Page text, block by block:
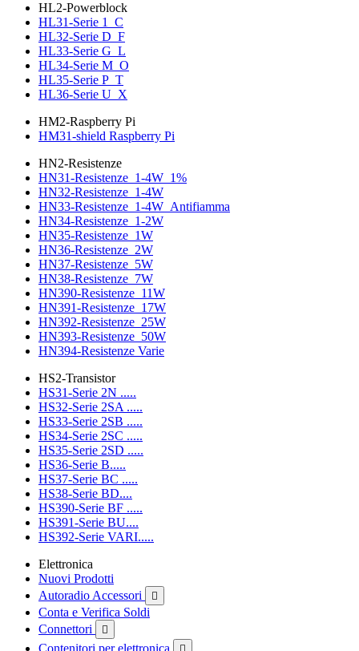
HL2-Powerblock
HL31-Serie 1_C
HL32-Serie D_F
HL33-Serie G_L
HL34-Serie M_O
HL35-Serie P_T
HL36-Serie U_X
HM2-Raspberry Pi
HM31-shield Raspberry Pi
HN2-Resistenze
HN31-Resistenze_1-4W_1%
HN32-Resistenze_1-4W
HN33-Resistenze_1-4W_Antifiamma
HN34-Resistenze_1-2W
HN35-Resistenze_1W
HN36-Resistenze_2W
HN37-Resistenze_5W
HN38-Resistenze_7W
HN390-Resistenze_11W
HN391-Resistenze_17W
HN392-Resistenze_25W
HN393-Resistenze_50W
HN394-Resistenze Varie
HS2-Transistor
HS31-Serie 2N .....
HS32-Serie 2SA .....
HS33-Serie 2SB .....
HS34-Serie 2SC .....
HS35-Serie 2SD .....
HS36-Serie B.....
HS37-Serie BC .....
HS38-Serie BD....
HS390-Serie BF .....
HS391-Serie BU....
HS392-Serie VARI.....
Elettronica
Nuovi Prodotti
Autoradio Accessori

Conta e Verifica Soldi
Connettori

Contenitori per elettronica